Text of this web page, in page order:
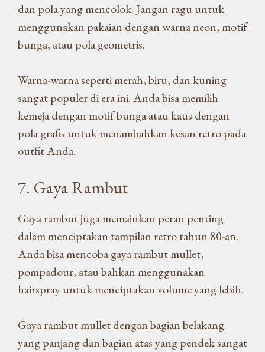
dan pola yang mencolok. Jangan ragu untuk
menggunakan pakaian dengan warna neon, motif
bunga, atau pola geometris.
Warna-warna seperti merah, biru, dan kuning
sangat populer di era ini. Anda bisa memilih
kemeja dengan motif bunga atau kaus dengan
pola grafis untuk menambahkan kesan retro pada
outfit Anda.
7. Gaya Rambut
Gaya rambut juga memainkan peran penting
dalam menciptakan tampilan retro tahun 80-an.
Anda bisa mencoba gaya rambut mullet,
pompadour, atau bahkan menggunakan
hairspray untuk menciptakan volume yang lebih.
Gaya rambut mullet dengan bagian belakang
yang panjang dan bagian atas yang pendek sangat